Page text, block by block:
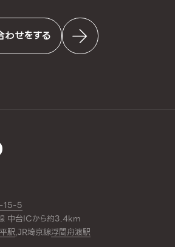
せをする
15-5
中台ICから約3.4km
駅,JR埼京線浮間舟渡駅